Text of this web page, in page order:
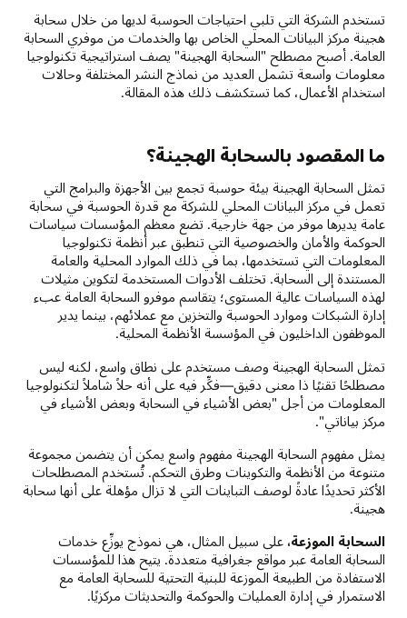
تستخدم الشركة التي تلبي احتياجات الحوسبة لديها من خلال سحابة
هجينة مركز البيانات المحلي الخاص بها والخدمات من موفري السحابة
العامة. أصبح مصطلح "السحابة الهجينة" يصف استراتيجية تكنولوجيا
معلومات واسعة تشمل العديد من نماذج النشر المختلفة وحالات
استخدام الأعمال، كما تستكشف ذلك هذه المقالة.
ما المقصود بالسحابة الهجينة؟
تمثل السحابة الهجينة بيئة حوسبة تجمع بين الأجهزة والبرامج التي
تعمل في مركز البيانات المحلي للشركة مع قدرة الحوسبة في سحابة
عامة يديرها موفر من جهة خارجية. تضع معظم المؤسسات سياسات
الحوكمة والأمان والخصوصية التي تنطبق عبر أنظمة تكنولوجيا
المعلومات التي تستخدمها، بما في ذلك الموارد المحلية والعامة
المستندة إلى السحابة. تختلف الأدوات المستخدمة لتكوين مثيلات
لهذه السياسات عالية المستوى؛ يتقاسم موفرو السحابة العامة عبء
إدارة الشبكات وموارد الحوسبة والتخزين مع عملائهم، بينما يدير
الموظفون الداخليون في المؤسسة الأنظمة المحلية.
تمثل السحابة الهجينة وصف مستخدم على نطاق واسع، لكنه ليس
مصطلحًا تقنيًا ذا معنى دقيق—فكِّر فيه على أنه حلاً شاملاً لتكنولوجيا
المعلومات من أجل "بعض الأشياء في السحابة وبعض الأشياء في
مركز بياناتي".
يمثل مفهوم السحابة الهجينة مفهوم واسع يمكن أن يتضمن مجموعة
متنوعة من الأنظمة والتكوينات وطرق التحكم. تُستخدم المصطلحات
الأكثر تحديدًا عادةً لوصف التباينات التي لا تزال مؤهلة على أنها سحابة
هجينة.
السحابة الموزعة، على سبيل المثال، هي نموذج يوزِّع خدمات
السحابة العامة عبر مواقع جغرافية متعددة. يتيح هذا للمؤسسات
الاستفادة من الطبيعة الموزعة للبنية التحتية للسحابة العامة مع
الاستمرار في إدارة العمليات والحوكمة والتحديثات مركزيًا.